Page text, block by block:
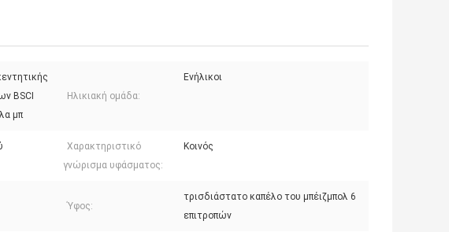
BSCI
μπ
Ηλικιακή ομάδα:
Ενήλικοι
Χαρακτηριστικό
γνώρισμα υφάσματος:
Κοινός
Ύφος:
τρισδιάστατο καπέλο του μπέιζμπολ 6
επιτροπών